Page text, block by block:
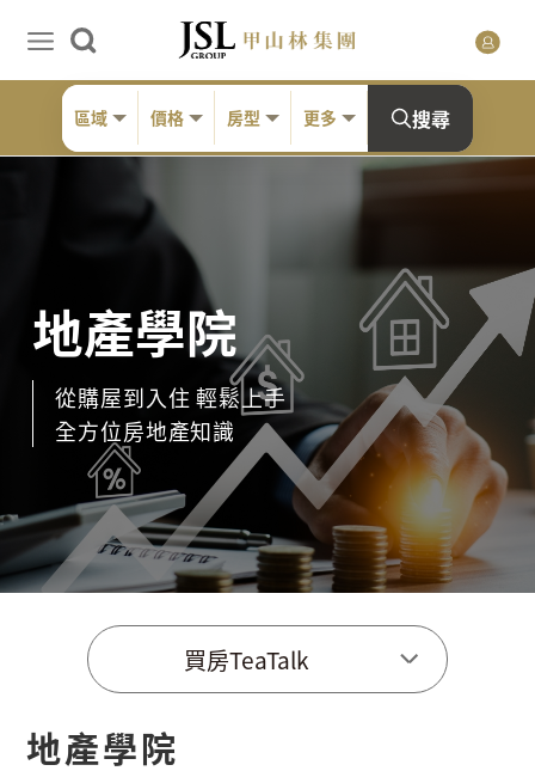
區域 價格 房型 更多 搜尋
地產學院
從購屋到入住 輕鬆上手
全方位房地產知識
買房TeaTalk
地產學院